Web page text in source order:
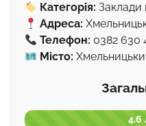
Категорія: Заклади
Адреса:
Телефон: 0382 630
Місто:
4.6